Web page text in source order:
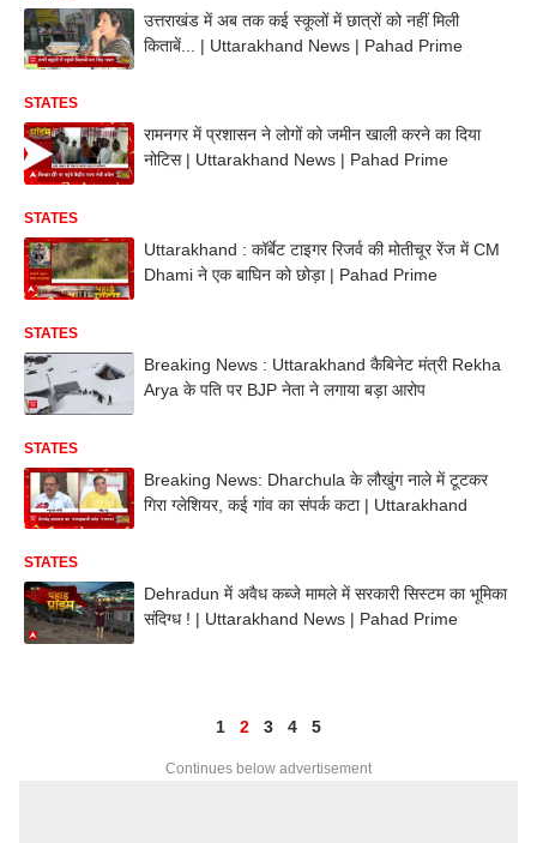
उत्तराखंड में अब तक कई स्कूलों में छात्रों को नहीं मिली
किताबें... | Uttarakhand News | Pahad Prime
STATES
रामनगर में प्रशासन ने लोगों को जमीन खाली करने का दिया
नोटिस | Uttarakhand News | Pahad Prime
STATES
Uttarakhand : कॉर्बेट टाइगर रिजर्व की मोतीचूर रेंज में CM
Dhami ने एक बाघिन को छोड़ा | Pahad Prime
STATES
Breaking News : Uttarakhand कैबिनेट मंत्री Rekha
Arya के पति पर BJP नेता ने लगाया बड़ा आरोप
STATES
Breaking News: Dharchula के लौखुंग नाले में टूटकर
गिरा ग्लेशियर, कई गांव का संपर्क कटा | Uttarakhand
STATES
Dehradun में अवैध कब्जे मामले में सरकारी सिस्टम का भूमिका
संदिग्ध ! | Uttarakhand News | Pahad Prime
1 2 3 4 5
Continues below advertisement